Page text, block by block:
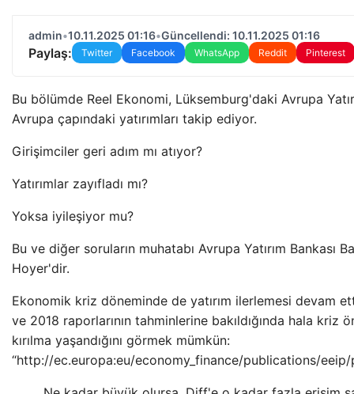
admin•10.11.2025 01:16•Güncellendi: 10.11.2025 01:16
Paylaş: Twitter Facebook WhatsApp Reddit Pinterest
Bu bölümde Reel Ekonomi, Lüksemburg'daki Avrupa
Avrupa çapındaki yatırımları takip ediyor.
Girişimciler geri adım mı atıyor?
Yatırımlar zayıfladı mı?
Yoksa iyileşiyor mu?
Bu ve diğer soruların muhatabı Avrupa Yatırım Bankası
Hoyer'dir.
Ekonomik kriz döneminde de yatırım ilerlemesi devam
ve 2018 raporlarının tahminlerine bakıldığında hala kriz
kırılma yaşandığını görmek mümkün:
“http://ec.europa:eu/economy_finance/publications/